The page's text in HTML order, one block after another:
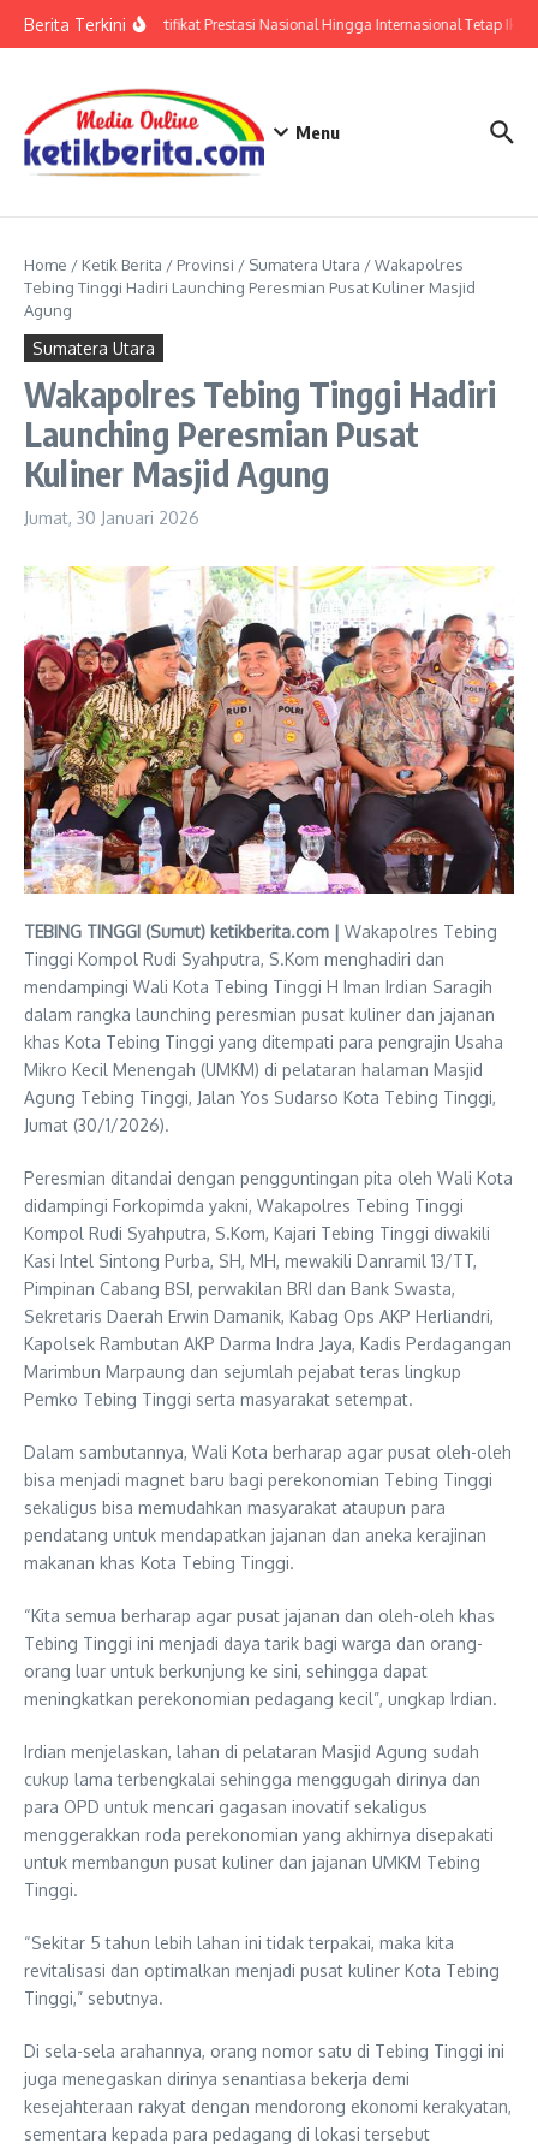
Berita TerkiniPolri: Sertifikat Prestasi Nasional Hingga Internasional Tetap Ikuti
Menu
Home / Ketik Berita / Provinsi / Sumatera Utara /Wakapolres
Tebing Tinggi Hadiri Launching Peresmian Pusat Kuliner Masjid
Agung
Sumatera Utara
Wakapolres Tebing Tinggi Hadiri
Launching Peresmian Pusat
Kuliner Masjid Agung
Jumat, 30 Januari 2026
TEBING TINGGI (Sumut) ketikberita.com | Wakapolres Tebing
Tinggi Kompol Rudi Syahputra, S.Kom menghadiri dan
mendampingi Wali Kota Tebing Tinggi H Iman Irdian Saragih
dalam rangka launching peresmian pusat kuliner dan jajanan
khas Kota Tebing Tinggi yang ditempati para pengrajin Usaha
Mikro Kecil Menengah (UMKM) di pelataran halaman Masjid
Agung Tebing Tinggi, Jalan Yos Sudarso Kota Tebing Tinggi,
Jumat (30/1/2026).
Peresmian ditandai dengan pengguntingan pita oleh Wali Kota
didampingi Forkopimda yakni, Wakapolres Tebing Tinggi
Kompol Rudi Syahputra, S.Kom, Kajari Tebing Tinggi diwakili
Kasi Intel Sintong Purba, SH, MH, mewakili Danramil 13/TT,
Pimpinan Cabang BSI, perwakilan BRI dan Bank Swasta,
Sekretaris Daerah Erwin Damanik, Kabag Ops AKP Herliandri,
Kapolsek Rambutan AKP Darma Indra Jaya, Kadis Perdagangan
Marimbun Marpaung dan sejumlah pejabat teras lingkup
Pemko Tebing Tinggi serta masyarakat setempat.
Dalam sambutannya, Wali Kota berharap agar pusat oleh-oleh
bisa menjadi magnet baru bagi perekonomian Tebing Tinggi
sekaligus bisa memudahkan masyarakat ataupun para
pendatang untuk mendapatkan jajanan dan aneka kerajinan
makanan khas Kota Tebing Tinggi.
“Kita semua berharap agar pusat jajanan dan oleh-oleh khas
Tebing Tinggi ini menjadi daya tarik bagi warga dan orang-
orang luar untuk berkunjung ke sini, sehingga dapat
meningkatkan perekonomian pedagang kecil”, ungkap Irdian.
Irdian menjelaskan, lahan di pelataran Masjid Agung sudah
cukup lama terbengkalai sehingga menggugah dirinya dan
para OPD untuk mencari gagasan inovatif sekaligus
menggerakkan roda perekonomian yang akhirnya disepakati
untuk membangun pusat kuliner dan jajanan UMKM Tebing
Tinggi.
“Sekitar 5 tahun lebih lahan ini tidak terpakai, maka kita
revitalisasi dan optimalkan menjadi pusat kuliner Kota Tebing
Tinggi,” sebutnya.
Di sela-sela arahannya, orang nomor satu di Tebing Tinggi ini
juga menegaskan dirinya senantiasa bekerja demi
kesejahteraan rakyat dengan mendorong ekonomi kerakyatan,
sementara kepada para pedagang di lokasi tersebut